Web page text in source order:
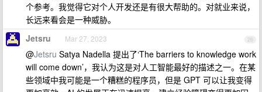
个参考。我觉得它对个人开发还是有很大帮助的。对就业来说，
长远来看会是一种威胁。
26
Jetsru Mar 27, 2023
@Jetsru Satya Nadella 提出了‘The barriers to knowledge work
will come down’，我认为这是对人工智能最好的描述之一。在某
些领域中我可能是一个糟糕的程序员，但是 GPT 可以让我变得